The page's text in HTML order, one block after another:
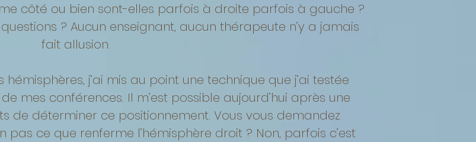
côté ou bien sont-elles parfois à droite parfois à gauche ?
? Aucun enseignant, aucun thérapeute n’y a jamais
fait allusion.
j’ai mis au point une technique que j’ai testée
mes conférences. Il m’est possible aujourd’hui après une
de déterminer ce positionnement. Vous vous demandez
pas ce que renferme l’hémisphère droit ? Non, parfois c’est